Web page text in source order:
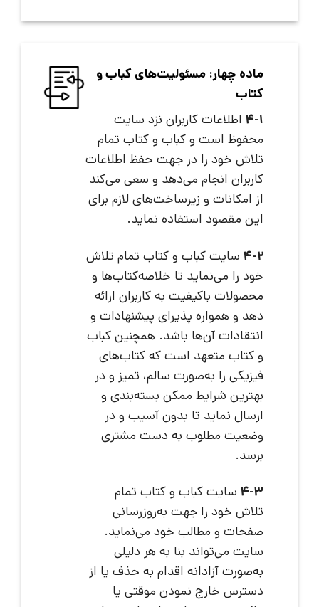
ماده چهار: مسئولیت‌های کباب و
کتاب
4-1اطلاعات کاربران نزد سایت
محفوظ است و کباب و کتاب تمام
تلاش خود را در جهت حفظ اطلاعات
کاربران انجام می‌دهد و سعی می‌کند
از امکانات و زیرساخت‌های لازم برای
این مقصود استفاده نماید.
4-2سایت کباب و کتاب تمام تلاش
خود را می‌نماید تا خلاصه‌کتاب‌ها و
محصولات باکیفیت به کاربران ارائه
دهد و همواره پذیرای پیشنهادات و
انتقادات آن‌ها باشد. همچنین کباب
و کتاب متعهد است که کتاب‌های
فیزیکی را به‌صورت سالم، تمیز و در
بهترین شرایط ممکن بسته‌بندی و
ارسال نماید تا بدون آسیب و در
وضعیت مطلوب به دست مشتری
برسد.
4-3سایت کباب و کتاب تمام
تلاش خود را جهت به‌روزرسانی
صفحات و مطالب خود می‌نماید.
سایت می‌تواند بنا به هر دلیلی
به‌صورت آزادانه اقدام به حذف یا از
دسترس خارج نمودن موقتی یا